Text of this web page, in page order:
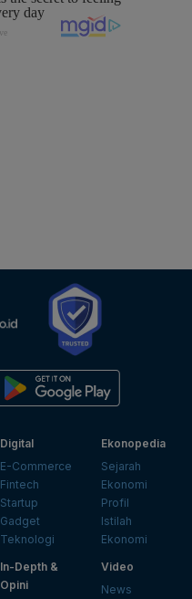
Digital
E-Commerce
Fintech
Startup
Gadget
Teknologi
Ekonopedia
Sejarah
Ekonomi
Profil
Istilah
Ekonomi
In-Depth &
Opini
Video
News